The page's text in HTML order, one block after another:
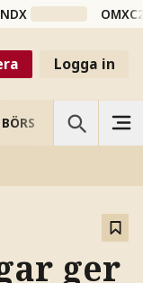
NDX
Logga in
BÖRS VETENSKAP
ger